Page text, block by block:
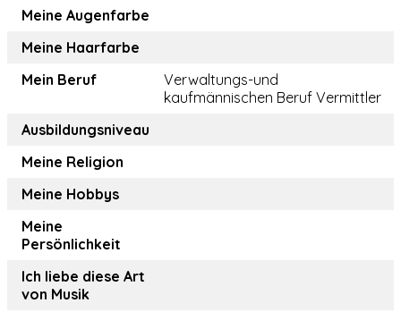
Meine Augenfarbe
Meine Haarfarbe
Mein Beruf
Verwaltungs-und
kaufmännischen Beruf Vermittler
Ausbildungsniveau
Meine Religion
Meine Hobbys
Meine
Persönlichkeit
Ich liebe diese Art
von Musik